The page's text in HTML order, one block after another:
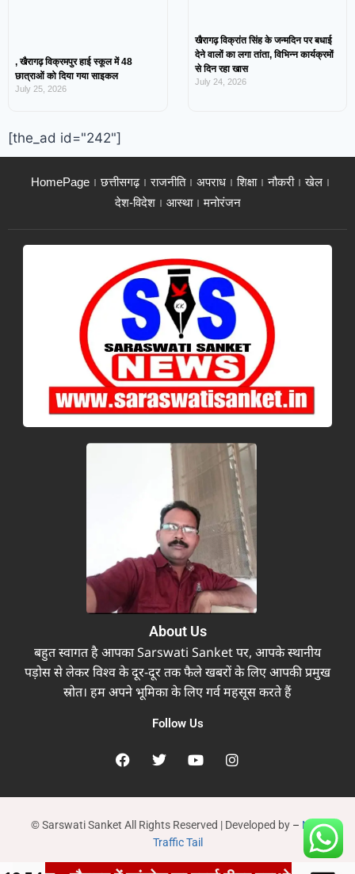
, खैरागढ़ विक्रमपुर हाई स्कूल में 48
छात्राओं को दिया गया साइकल
July 25, 2026
खैरागढ़ विक्रांत सिंह के जन्मदिन पर बधाई
देने वालों का लगा तांता, विभिन्न कार्यक्रमों
से दिन रहा खास
July 24, 2026
[the_ad id="242"]
HomePage छत्तीसगढ़ राजनीति अपराध शिक्षा नौकरी
खेल
देश-विदेश
आस्था मनोरंजन
About Us
बहुत स्वागत है आपका Sarswati Sanket पर, आपके स्थानीय
पड़ोस से लेकर विश्व के दूर-दूर तक फैले खबरों के लिए आपकी प्रमुख
स्रोत। हम अपने भूमिका के लिए गर्व महसूस करते हैं
Follow Us
© Sarswati Sanket All Rights Reserved | Developed by – New
Traffic Tail